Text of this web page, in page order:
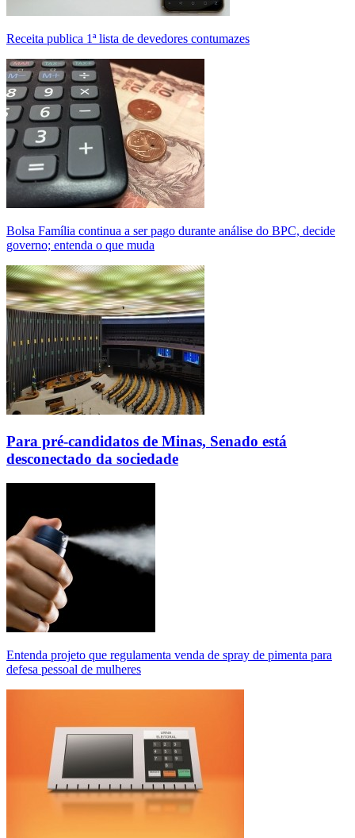
Receita publica 1ª lista de devedores contumazes
Bolsa Família continua a ser pago durante análise do BPC, decide
governo; entenda o que muda
Para pré-candidatos de Minas, Senado está
desconectado da sociedade
Entenda projeto que regulamenta venda de spray de pimenta para
defesa pessoal de mulheres